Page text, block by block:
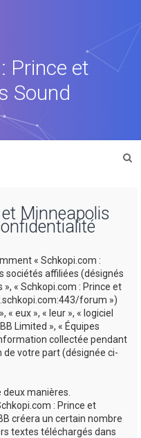
Prince et
Sound
Minneapolis
« Schkopi.com :
sociétés affiliées (désignés
», « Schkopi.com : Prince et
forum »)
« eux », « leur », « logiciel
Limited », « Équipes
collectée pendant
de votre part (désignée ci-
manières.
: Prince et
créera un certain nombre
textes téléchargés dans